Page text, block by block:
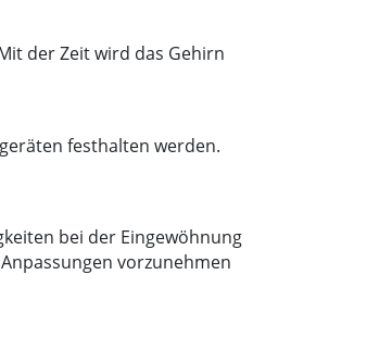
der Zeit wird das Gehirn
festhalten werden.
bei der Eingewöhnung
vorzunehmen